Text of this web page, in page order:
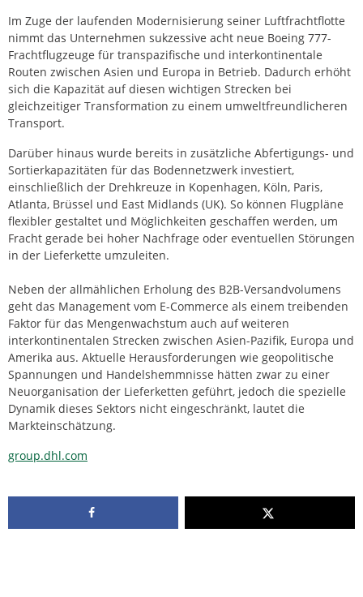
Im Zuge der laufenden Modernisierung seiner Luftfrachtflotte
nimmt das Unternehmen sukzessive acht neue Boeing 777-
Frachtflugzeuge für transpazifische und interkontinentale
Routen zwischen Asien und Europa in Betrieb. Dadurch erhöht
sich die Kapazität auf diesen wichtigen Strecken bei
gleichzeitiger Transformation zu einem umweltfreundlicheren
Transport.
Darüber hinaus wurde bereits in zusätzliche Abfertigungs- und
Sortierkapazitäten für das Bodennetzwerk investiert,
einschließlich der Drehkreuze in Kopenhagen, Köln, Paris,
Atlanta, Brüssel und East Midlands (UK). So können Flugpläne
flexibler gestaltet und Möglichkeiten geschaffen werden, um
Fracht gerade bei hoher Nachfrage oder eventuellen Störungen
in der Lieferkette umzuleiten.
Neben der allmählichen Erholung des B2B-Versandvolumens
geht das Management vom E-Commerce als einem treibenden
Faktor für das Mengenwachstum auch auf weiteren
interkontinentalen Strecken zwischen Asien-Pazifik, Europa und
Amerika aus. Aktuelle Herausforderungen wie geopolitische
Spannungen und Handelshemmnisse hätten zwar zu einer
Neuorganisation der Lieferketten geführt, jedoch die spezielle
Dynamik dieses Sektors nicht eingeschränkt, lautet die
Markteinschätzung.
group.dhl.com